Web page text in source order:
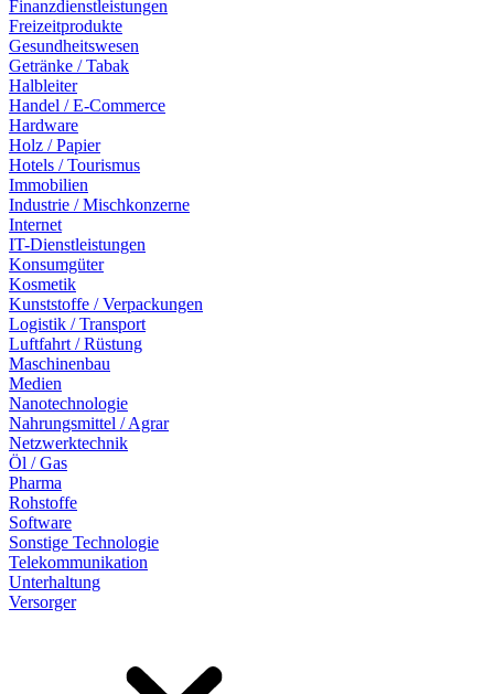
Finanzdienstleistungen
Freizeitprodukte
Gesundheitswesen
Getränke / Tabak
Halbleiter
Handel / E-Commerce
Hardware
Holz / Papier
Hotels / Tourismus
Immobilien
Industrie / Mischkonzerne
Internet
IT-Dienstleistungen
Konsumgüter
Kosmetik
Kunststoffe / Verpackungen
Logistik / Transport
Luftfahrt / Rüstung
Maschinenbau
Medien
Nanotechnologie
Nahrungsmittel / Agrar
Netzwerktechnik
Öl / Gas
Pharma
Rohstoffe
Software
Sonstige Technologie
Telekommunikation
Unterhaltung
Versorger